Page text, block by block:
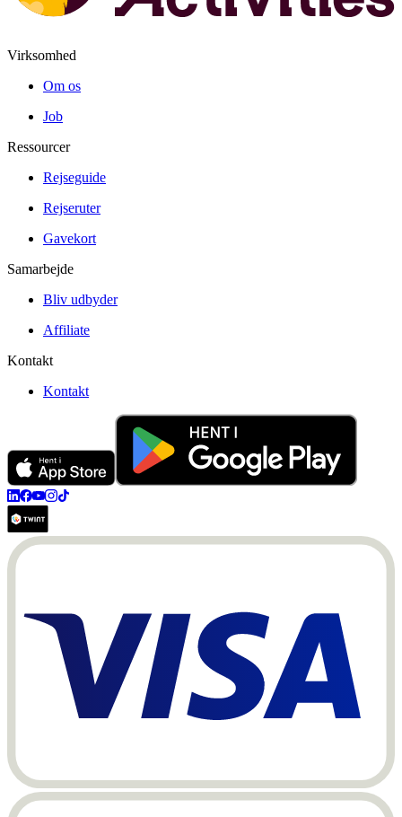
Virksomhed
Om os
Job
Ressourcer
Rejseguide
Rejseruter
Gavekort
Samarbejde
Bliv udbyder
Affiliate
Kontakt
Kontakt